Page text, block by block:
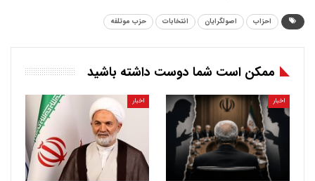
احزاب اصولگرایان انتخابات حزب موتلفه
ممکن است شما دوست داشته باشید
اخبار اخبار